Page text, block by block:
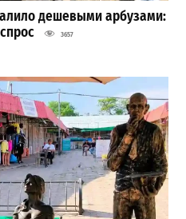
дешевыми арбузами:
3657